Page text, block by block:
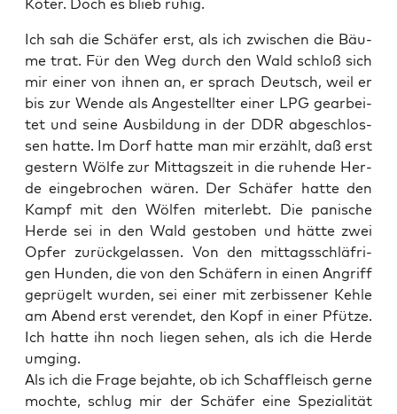
Köter. Doch es blieb ruhig.
Ich sah die Schä­fer erst, als ich zwi­schen die Bäu­
me trat. Für den Weg durch den Wald schloß sich
mir einer von ihnen an, er sprach Deutsch, weil er
bis zur Wen­de als Ange­stell­ter einer LPG gear­bei­
tet und sei­ne Aus­bil­dung in der DDR abge­schlos­
sen hat­te. Im Dorf hat­te man mir erzählt, daß erst
ges­tern Wöl­fe zur Mit­tags­zeit in die ruhen­de Her­
de ein­ge­bro­chen wären. Der Schä­fer hat­te den
Kampf mit den Wöl­fen mit­er­lebt. Die pani­sche
Her­de sei in den Wald gesto­ben und hät­te zwei
Opfer zurück­ge­las­sen. Von den mit­tags­schläf­ri­
gen Hun­den, die von den Schä­fern in einen Angriff
geprü­gelt wur­den, sei einer mit zer­bis­se­ner Keh­le
am Abend erst ver­en­det, den Kopf in einer Pfüt­ze.
Ich hat­te ihn noch lie­gen sehen, als ich die Her­de
umging.
Als ich die Fra­ge bejah­te, ob ich Schaf­fleisch ger­ne
moch­te, schlug mir der Schä­fer eine Spe­zia­li­tät